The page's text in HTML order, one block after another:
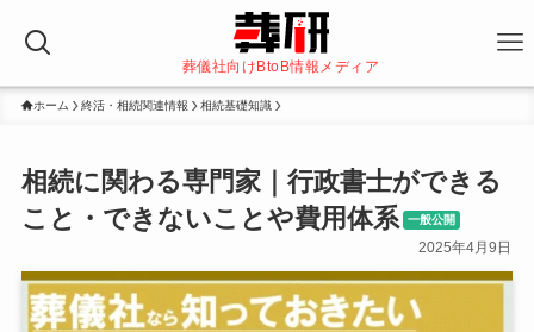
葬儀社向けBtoB情報メディア
ホーム 終活・相続関連情報 相続基礎知識
相続に関わる専門家｜行政書士ができる
こと・できないことや費用体系
一般公開
2025年4月9日